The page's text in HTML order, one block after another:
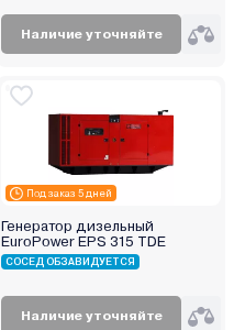
Наличие уточняйте
Под заказ 5 дней
Генератор дизельный
EuroPower EPS 315 TDE
СОСЕД ОБЗАВИДУЕТСЯ
Наличие уточняйте